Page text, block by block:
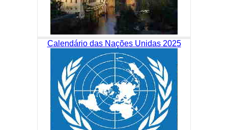
Calendário das Nações Unidas 2025